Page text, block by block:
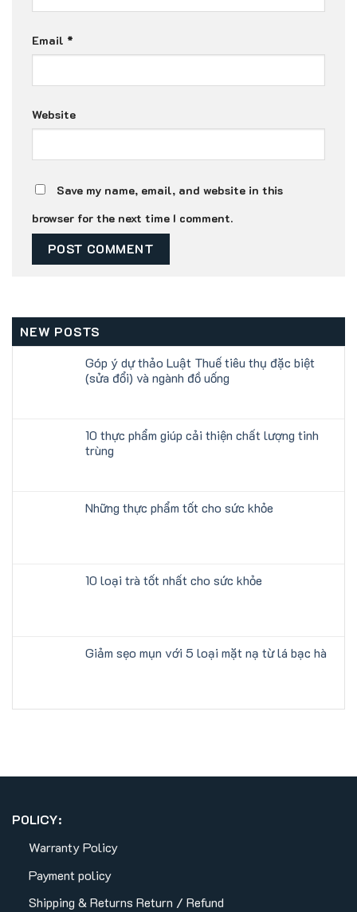
Email *
Website
Save my name, email, and website in this
browser for the next time I comment.
NEW POSTS
Góp ý dự thảo Luật Thuế tiêu thụ đặc biệt
(sửa đổi) và ngành đồ uống
10 thực phẩm giúp cải thiện chất lượng tinh
trùng
Những thực phẩm tốt cho sức khỏe
10 loại trà tốt nhất cho sức khỏe
Giảm sẹo mụn với 5 loại mặt nạ từ lá bạc hà
POLICY:
Warranty Policy
Payment policy
Shipping & Returns Return / Refund